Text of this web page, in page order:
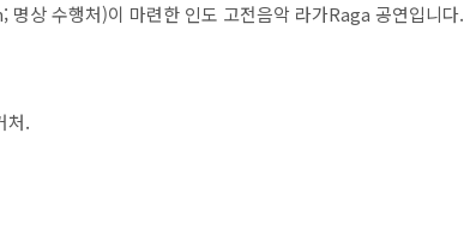
상 수행처)이 마련한 인도 고전음악 라가Raga 공연입니다.
처.